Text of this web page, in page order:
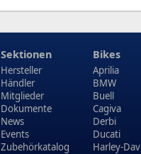
Sektionen
Hersteller
Händler
Mitglieder
Dokumente
News
Events
Zubehörkatalog
Bikes
Aprilia
BMW
Buell
Cagiva
Derbi
Ducati
Harley-